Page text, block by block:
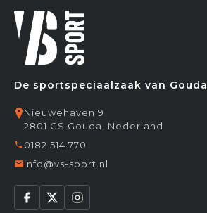
De sportspeciaalzaak van Gouda
Nieuwehaven 9
2801 CS Gouda, Nederland
0182 514 770
info@vs-sport.nl